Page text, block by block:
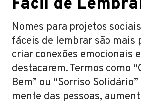
Fácil de
Nomes para projetos
fáceis de lembrar são mais
criar conexões emocionais
destacarem. Termos como
Bem” ou “Sorriso
mente das pessoas,